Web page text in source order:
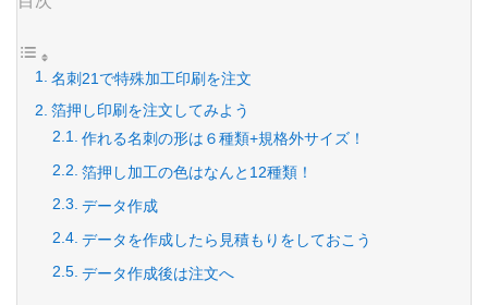
名刺21で特殊加工印刷を注文
箔押し印刷を注文してみよう
作れる名刺の形は６種類+規格外サイズ！
箔押し加工の色はなんと12種類！
データ作成
データを作成したら見積もりをしておこう
データ作成後は注文へ